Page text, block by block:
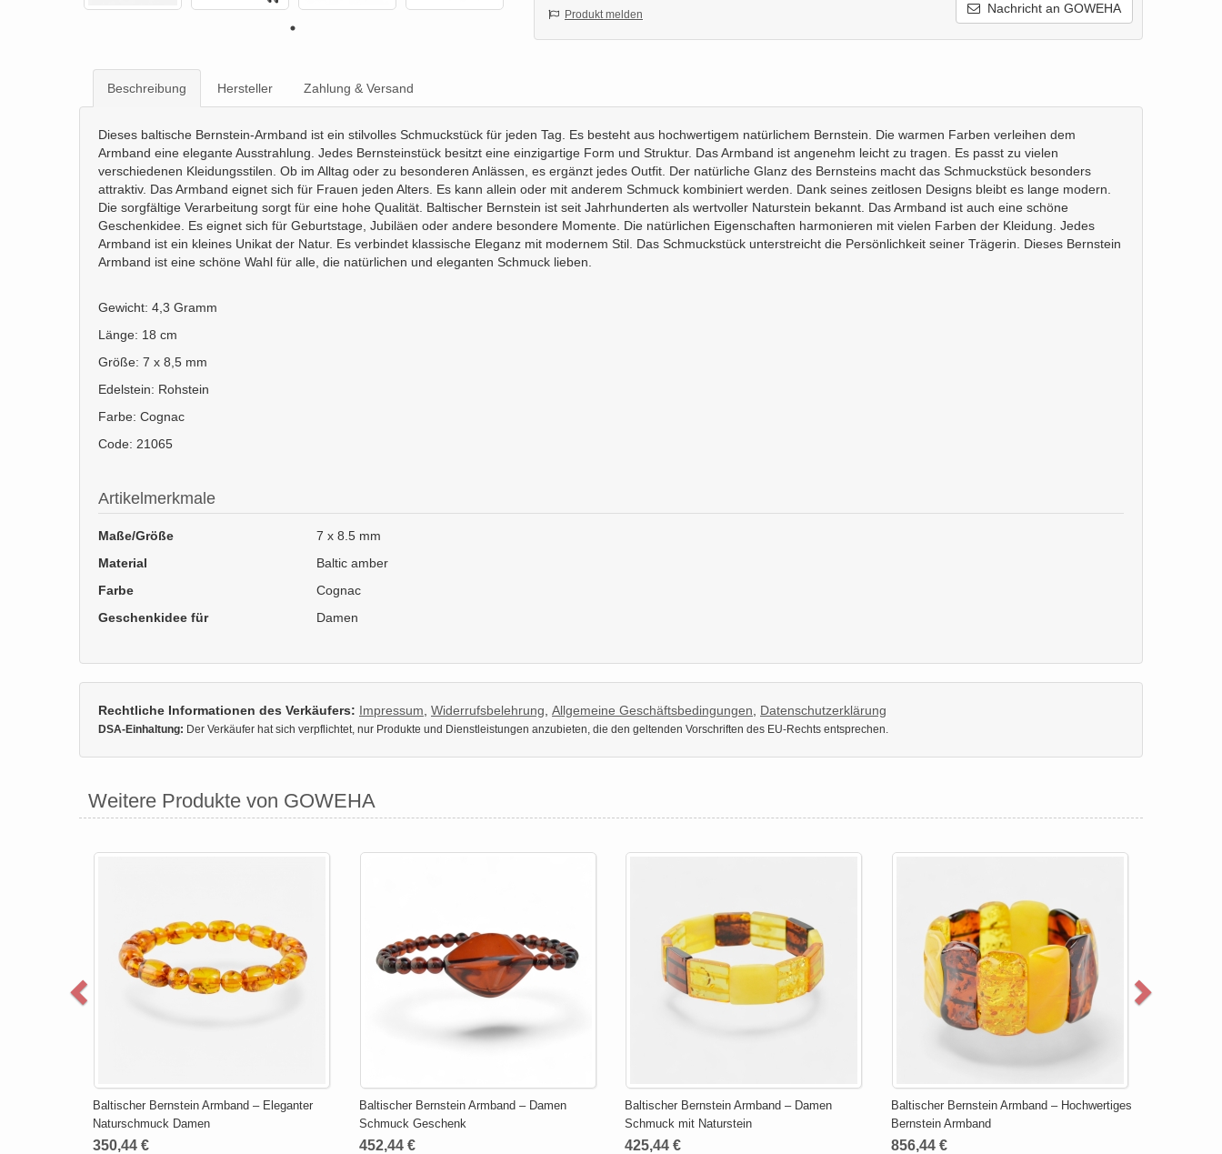
Nachricht an GOWEHA
Produkt melden
Beschreibung Hersteller Zahlung & Versand
Dieses baltische Bernstein-Armband ist ein stilvolles Schmuckstück für jeden Tag. Es besteht aus hochwertigem natürlichem Bernstein. Die warmen Farben verleihen dem
Armband eine elegante Ausstrahlung. Jedes Bernsteinstück besitzt eine einzigartige Form und Struktur. Das Armband ist angenehm leicht zu tragen. Es passt zu vielen
verschiedenen Kleidungsstilen. Ob im Alltag oder zu besonderen Anlässen, es ergänzt jedes Outfit. Der natürliche Glanz des Bernsteins macht das Schmuckstück besonders
attraktiv. Das Armband eignet sich für Frauen jeden Alters. Es kann allein oder mit anderem Schmuck kombiniert werden. Dank seines zeitlosen Designs bleibt es lange modern.
Die sorgfältige Verarbeitung sorgt für eine hohe Qualität. Baltischer Bernstein ist seit Jahrhunderten als wertvoller Naturstein bekannt. Das Armband ist auch eine schöne
Geschenkidee. Es eignet sich für Geburtstage, Jubiläen oder andere besondere Momente. Die natürlichen Eigenschaften harmonieren mit vielen Farben der Kleidung. Jedes
Armband ist ein kleines Unikat der Natur. Es verbindet klassische Eleganz mit modernem Stil. Das Schmuckstück unterstreicht die Persönlichkeit seiner Trägerin. Dieses Bernstein
Armband ist eine schöne Wahl für alle, die natürlichen und eleganten Schmuck lieben.
Gewicht: 4,3 Gramm
Länge: 18 cm
Größe: 7 x 8,5 mm
Edelstein: Rohstein
Farbe: Cognac
Code: 21065
Artikelmerkmale
Maße/Größe
7 x 8.5 mm
Material
Baltic amber
Farbe
Cognac
Geschenkidee für
Damen
Rechtliche Informationen des Verkäufers: Impressum Widerrufsbelehrung Allgemeine Geschäftsbedingungen Datenschutzerklärung
DSA-Einhaltung: Der Verkäufer hat sich verpflichtet, nur Produkte und Dienstleistungen anzubieten, die den geltenden Vorschriften des EU-Rechts entsprechen.
Weitere Produkte von GOWEHA
Baltischer Bernstein Armband – Eleganter
Naturschmuck Damen
350,44 €
Baltischer Bernstein Armband – Damen
Schmuck Geschenk
452,44 €
Baltischer Bernstein Armband – Damen
Schmuck mit Naturstein
425,44 €
Baltischer Bernstein Armband – Hochwertiges
Bernstein Armband
856,44 €